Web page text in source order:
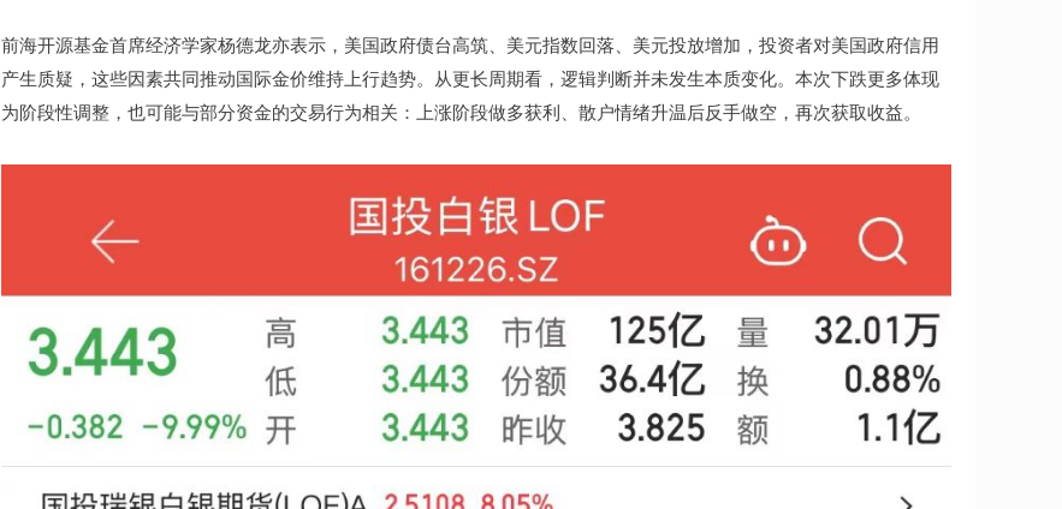
前海开源基金首席经济学家杨德龙亦表示，美国政府债台高筑、美元指数回落、美元投放增加，投资者对美国政府信用
产生质疑，这些因素共同推动国际金价维持上行趋势。从更长周期看，逻辑判断并未发生本质变化。本次下跌更多体现
为阶段性调整，也可能与部分资金的交易行为相关：上涨阶段做多获利、散户情绪升温后反手做空，再次获取收益。